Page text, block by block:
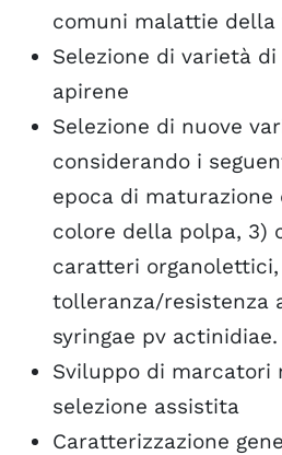
comuni malattie
Selezione di varietà
apirene
Selezione di nuove
considerando i
epoca di
colore della polpa, 3)
caratteri organolettici,
tolleranza/resistenza
syringae pv actinidiae.
Sviluppo di marcatori
selezione assistita
Caratterizzazione